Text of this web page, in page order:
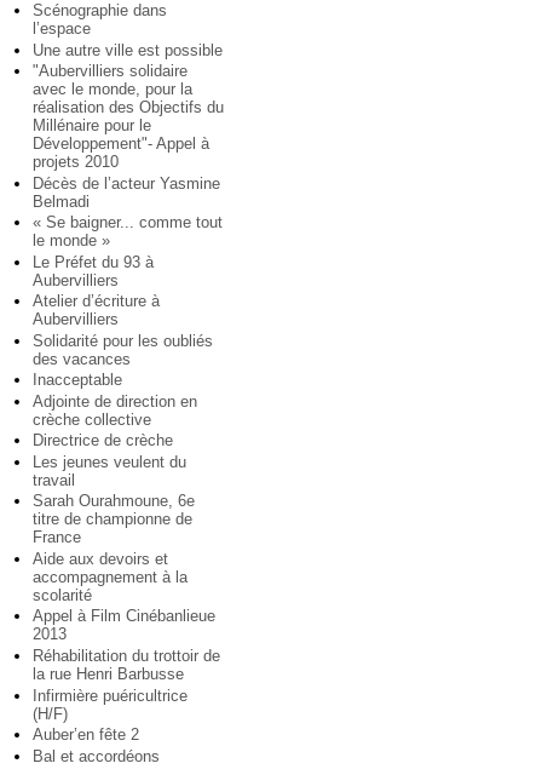
Scénographie dans
l’espace
Une autre ville est possible
"Aubervilliers solidaire
avec le monde, pour la
réalisation des Objectifs du
Millénaire pour le
Développement"- Appel à
projets 2010
Décès de l’acteur Yasmine
Belmadi
« Se baigner... comme tout
le monde »
Le Préfet du 93 à
Aubervilliers
Atelier d’écriture à
Aubervilliers
Solidarité pour les oubliés
des vacances
Inacceptable
Adjointe de direction en
crèche collective
Directrice de crèche
Les jeunes veulent du
travail
Sarah Ourahmoune, 6e
titre de championne de
France
Aide aux devoirs et
accompagnement à la
scolarité
Appel à Film Cinébanlieue
2013
Réhabilitation du trottoir de
la rue Henri Barbusse
Infirmière puéricultrice
(H/F)
Auber’en fête 2
Bal et accordéons